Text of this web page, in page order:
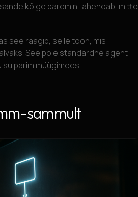
kõige paremini lahendab, mitte
see räägib, selle toon, mis
See pole standardne agent
parim müügimees.
sammult